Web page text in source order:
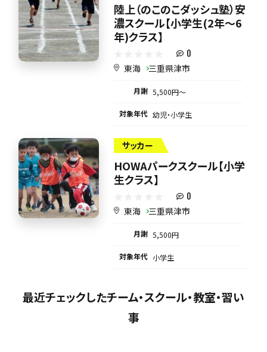
陸上（のこのこダッシュ塾）安
濃スクール【小学生(2年～6
年)クラス】
0
東海 三重県津市
月謝 5,500円〜
対象年代 幼児・小学生
サッカー
HOWAパークスクール【小学
生クラス】
0
東海 三重県津市
月謝 5,500円
対象年代 小学生
最近チェックしたチーム・スクール・教室・習い
事